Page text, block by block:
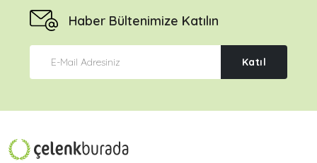
Haber Bültenimize Katılın
Katıl